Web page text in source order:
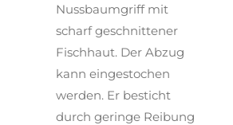
Nussbaumgriff mit
scharf geschnittener
Fischhaut. Der Abzug
kann eingestochen
werden. Er besticht
durch geringe Reibung